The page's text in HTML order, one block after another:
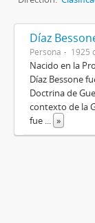
Díaz
Persona 1925
Nacido en la
Díaz Bessone
Doctrina de
contexto de la
fue ... »